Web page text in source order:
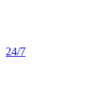
24/7